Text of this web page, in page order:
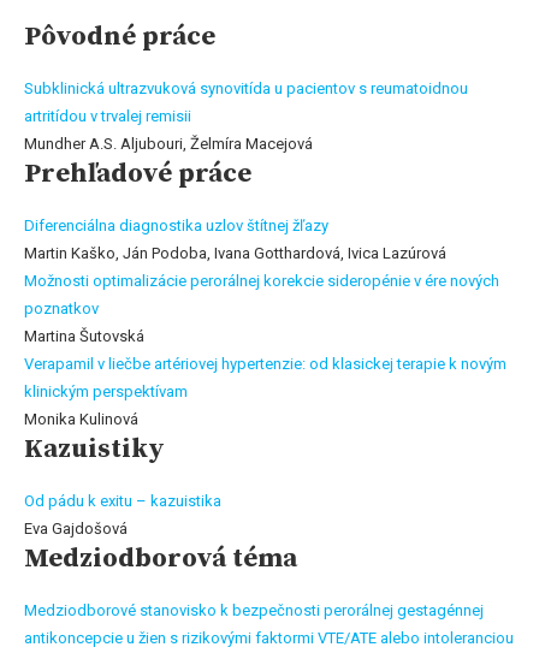
Pôvodné práce
Subklinická ultrazvuková synovitída u pacientov s reumatoidnou
artritídou v trvalej remisii
Mundher A.S. Aljubouri, Želmíra Macejová
Prehľadové práce
Diferenciálna diagnostika uzlov štítnej žľazy
Martin Kaško, Ján Podoba, Ivana Gotthardová, Ivica Lazúrová
Možnosti optimalizácie perorálnej korekcie sideropénie v ére nových
poznatkov
Martina Šutovská
Verapamil v liečbe artériovej hypertenzie: od klasickej terapie k novým
klinickým perspektívam
Monika Kulinová
Kazuistiky
Od pádu k exitu – kazuistika
Eva Gajdošová
Medziodborová téma
Medziodborové stanovisko k bezpečnosti perorálnej gestagénnej
antikoncepcie u žien s rizikovými faktormi VTE/ATE alebo intoleranciou